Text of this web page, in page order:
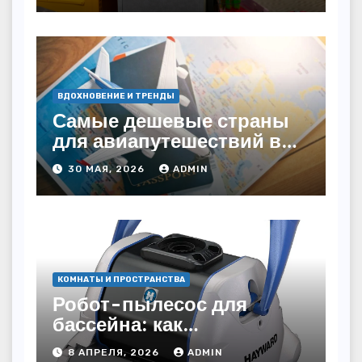
ВДОХНОВЕНИЕ И ТРЕНДЫ
Самые дешевые страны
для авиапутешествий в
2026 году: куда слетать за
копейки?
30 МАЯ, 2026 ADMIN
КОМНАТЫ И ПРОСТРАНСТВА
Робот-пылесос для
бассейна: как
пользоваться, чтобы
8 АПРЕЛЯ, 2026 ADMIN